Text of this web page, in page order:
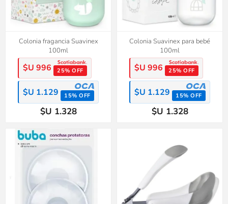
Colonia fragancia Suavinex
100ml
$U 996 25% OFF
$U 1.129 15% OFF
$U 1.328
Colonia Suavinex para bebé
100ml
$U 996 25% OFF
$U 1.129 15% OFF
$U 1.328